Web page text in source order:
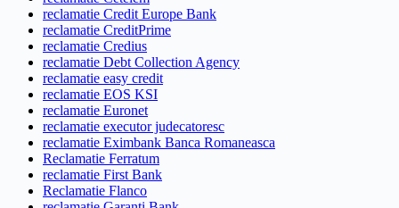
reclamatie Credit Europe Bank
reclamatie CreditPrime
reclamatie Credius
reclamatie Debt Collection Agency
reclamatie easy credit
reclamatie EOS KSI
reclamatie Euronet
reclamatie executor judecatoresc
reclamatie Eximbank Banca Romaneasca
Reclamatie Ferratum
reclamatie First Bank
Reclamatie Flanco